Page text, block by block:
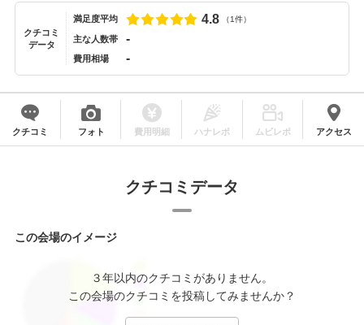
クチコミ
データ
満足度平均 4.8 （1件）
主な人数帯 -
費用相場 -
クチコミ フォト 費用明細 ハナレポ ムビレポ アクセス
クチコミデータ
この会場のイメージ
３年以内のクチコミがありません。
この会場のクチコミを投稿してみませんか？